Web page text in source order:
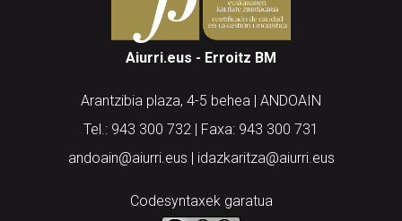
Aiurri.eus - Erroitz BM
Arantzibia plaza, 4-5 behea | ANDOAIN
Tel.: 943 300 732 | Faxa: 943 300 731
andoain@aiurri.eus | idazkaritza@aiurri.eus
Codesyntaxek garatua